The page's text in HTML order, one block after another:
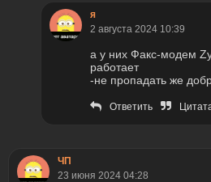
я
2 августа 2024 10:39
а у них Факс-модем
работает
-не пропадать же
Ответить
ЧП
23 июня 2024 04:28